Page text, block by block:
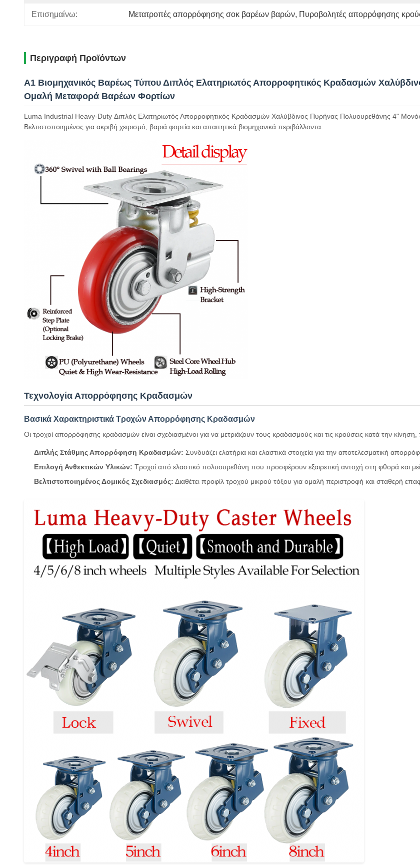
Επισημαίνω: Μετατροπές απορρόφησης σοκ βαρέων βαρών, Πυροβολητές απορρόφησης
Περιγραφή Προϊόντων
A1 Βιομηχανικός Βαρέως Τύπου Διπλός Ελατηριωτός Απορροφητικός Κραδασμών
Ομαλή Μεταφορά Βαρέων Φορτίων
Luma Industrial Heavy-Duty Διπλός Ελατηριωτός Απορροφητικός Κραδασμών Χαλύβδινος Πυρήνας Πολυουρεθάνης 4" Μονός
Βελτιστοποιημένος για ακριβή χειρισμό, βαριά φορτία και απαιτητικά βιομηχανικά περιβάλλοντα.
Τεχνολογία Απορρόφησης Κραδασμών
Βασικά Χαρακτηριστικά Τροχών Απορρόφησης Κραδασμών
Οι τροχοί απορρόφησης κραδασμών είναι σχεδιασμένοι για να μετριάζουν τους κραδασμούς και τις κρούσεις κατά την
Διπλής Στάθμης Απορρόφηση Κραδασμών: Συνδυάζει ελατήρια και ελαστικά στοιχεία για την αποτελεσματική
Επιλογή Ανθεκτικών Υλικών: Τροχοί από ελαστικό πολυουρεθάνη που προσφέρουν εξαιρετική αντοχή στη φθορά και
Βελτιστοποιημένος Δομικός Σχεδιασμός: Διαθέτει προφίλ τροχού μικρού τόξου για ομαλή περιστροφή και σταθερή